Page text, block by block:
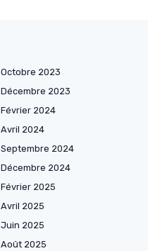
Octobre 2023
Décembre 2023
Février 2024
Avril 2024
Septembre 2024
Décembre 2024
Février 2025
Avril 2025
Juin 2025
Août 2025